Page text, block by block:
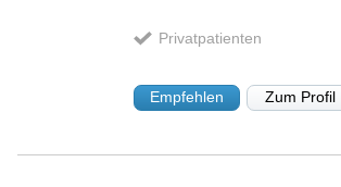
Privatpatienten
Empfehlen Zum Profil